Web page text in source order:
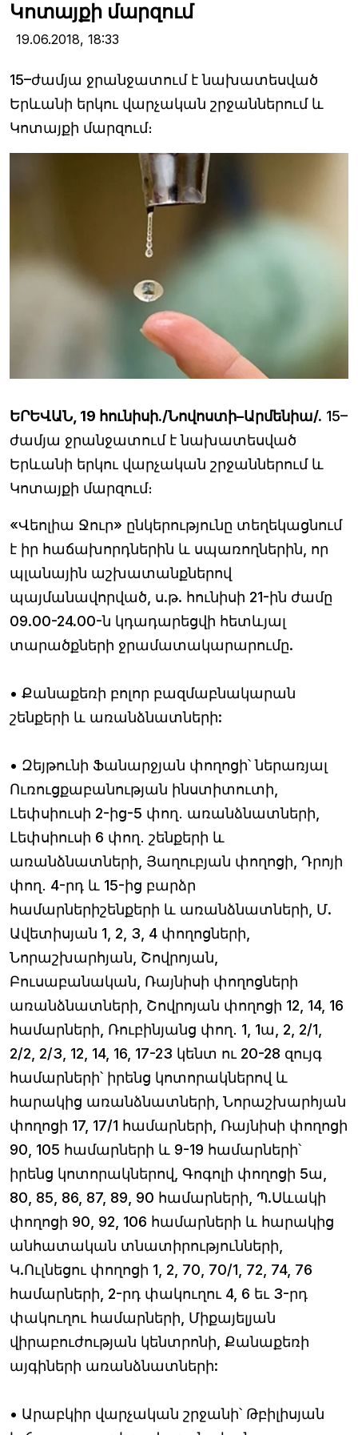
Կոտայքի մարզում
19.06.2018, 18:33
15–ժամյա ջրանջատում է նախատեսված
Երևանի երկու վարչական շրջաններում և
Կոտայքի մարզում։
ԵՐԵՎԱՆ, 19 հունիսի./Նովոստի–Արմենիա/. 15–
ժամյա ջրանջատում է նախատեսված
Երևանի երկու վարչական շրջաններում և
Կոտայքի մարզում։
«Վեոլիա Ջուր» ընկերությունը տեղեկացնում
է իր հաճախորդներին և սպառողներին, որ
պլանային աշխատանքներով
պայմանավորված, ս.թ. հունիսի 21-ին ժամը
09.00-24.00-ն կդադարեցվի հետևյալ
տարածքների ջրամատակարարումը.
• Քանաքեռի բոլոր բազմաբնակարան
շենքերի և առանձնատների:
• Զեյթունի Ֆանարջյան փողոցի՝ ներառյալ
Ուռուցքաբանության ինստիտուտի,
Լեփսիուսի 2-ից-5 փող․ առանձնատների,
Լեփսիուսի 6 փող․ շենքերի և
առանձնատների, Յաղուբյան փողոցի, Դրոյի
փող․ 4-րդ և 15-ից բարձր
համարներիշենքերի և առանձնատների, Մ.
Ավետիսյան 1, 2, 3, 4 փողոցների,
Նորաշխարհյան, Շովրոյան,
Բուսաբանական, Ռայնիսի փողոցների
առանձնատների, Շովրոյան փողոցի 12, 14, 16
համարների, Ռուբինյանց փող․ 1, 1ա, 2, 2/1,
2/2, 2/3, 12, 14, 16, 17-23 կենտ ու 20-28 զույգ
համարների՝ իրենց կոտորակներով և
հարակից առանձնատների, Նորաշխարհյան
փողոցի 17, 17/1 համարների, Ռայնիսի փողոցի
90, 105 համարների և 9-19 համարների՝
իրենց կոտորակներով, Գոգոլի փողոցի 5ա,
80, 85, 86, 87, 89, 90 համարների, Պ.Սևակի
փողոցի 90, 92, 106 համարների և հարակից
անհատական տնատիրությունների,
Կ.Ուլնեցու փողոցի 1, 2, 70, 70/1, 72, 74, 76
համարների, 2-րդ փակուղու 4, 6 եւ 3-րդ
փակուղու համարների, Միքայելյան
վիրաբուժության կենտրոնի, Քանաքեռի
այգիների առանձնատների:
• Արաբկիր վարչական շրջանի՝ Թբիլիսյան